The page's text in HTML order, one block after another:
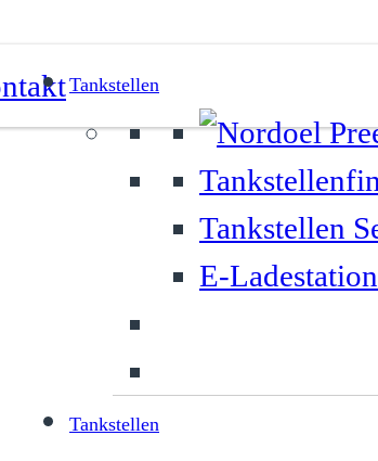
Tankstellen
Tankstellen
E-
Tankstellen